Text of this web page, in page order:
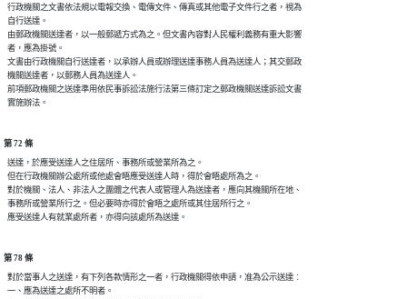
  行政機關之文書依法規以電報交換、電傳文件、傳真或其他電子文件行之者，視為
  自行送達。
  由郵政機關送達者，以一般郵遞方式為之。但文書內容對人民權利義務有重大影響
  者，應為掛號。
  文書由行政機關自行送達者，以承辦人員或辦理送達事務人員為送達人；其交郵政
  機關送達者，以郵務人員為送達人。
  前項郵政機關之送達準用依民事訴訟法施行法第三條訂定之郵政機關送達訴訟文書
第 72 條
  送達，於應受送達人之住居所、事務所或營業所為之。
  但在行政機關辦公處所或他處會晤應受送達人時，得於會晤處所為之。
  對於機關、法人、非法人之團體之代表人或管理人為送達者，應向其機關所在地、
  事務所或營業所行之。但必要時亦得於會晤之處所或其住居所行之。
第 78 條
  對於當事人之送達，有下列各款情形之一者，行政機關得依申請，准為公示送達︰
  一、應為送達之處所不明者。